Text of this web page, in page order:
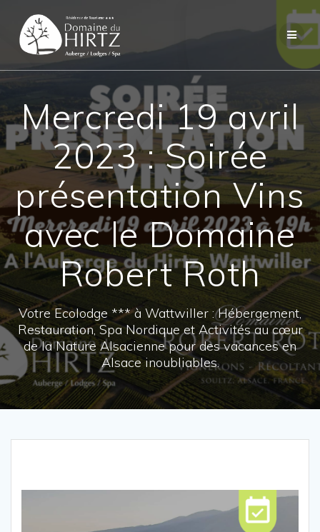
Mercredi 19 avril
2023 : Soirée
présentation Vins
avec le Domaine
Robert Roth
Votre Ecolodge *** à Wattwiller : Hébergement,
Restauration, Spa Nordique et Activités au cœur
de la Nature Alsacienne pour des vacances en
Alsace inoubliables.